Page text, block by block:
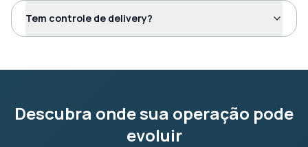
Tem controle de delivery?
Descubra onde sua operação pode
evoluir